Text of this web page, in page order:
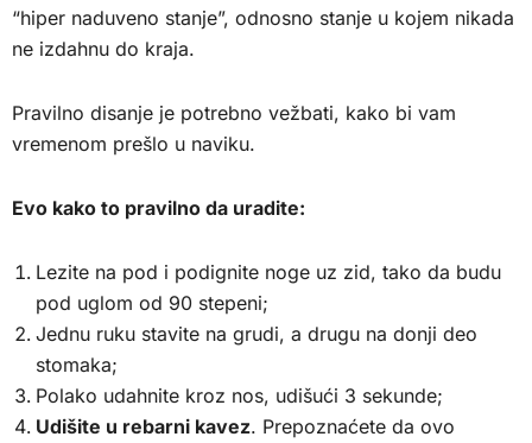
“hiper naduveno stanje”, odnosno stanje u kojem nikada
ne izdahnu do kraja.
Pravilno disanje je potrebno vežbati, kako bi vam
vremenom prešlo u naviku.
Evo kako to pravilno da uradite:
Lezite na pod i podignite noge uz zid, tako da budu
pod uglom od 90 stepeni;
Jednu ruku stavite na grudi, a drugu na donji deo
stomaka;
Polako udahnite kroz nos, udišući 3 sekunde;
Udišite u rebarni kavez. Prepoznaćete da ovo